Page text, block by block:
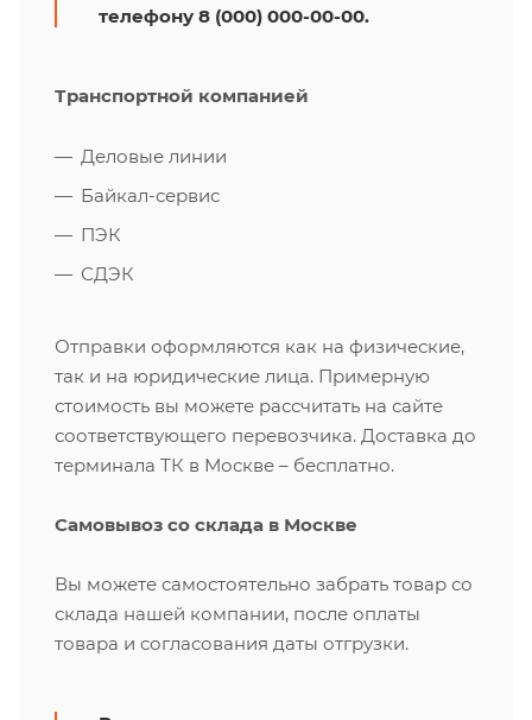
телефону 8 (000) 000-00-00.
Транспортной компанией
Деловые линии
Байкал-сервис
ПЭК
СДЭК
Отправки оформляются как на физические,
так и на юридические лица. Примерную
стоимость вы можете рассчитать на сайте
соответствующего перевозчика. Доставка до
терминала ТК в Москве – бесплатно.
Самовывоз со склада в Москве
Вы можете самостоятельно забрать товар со
склада нашей компании, после оплаты
товара и согласования даты отгрузки.